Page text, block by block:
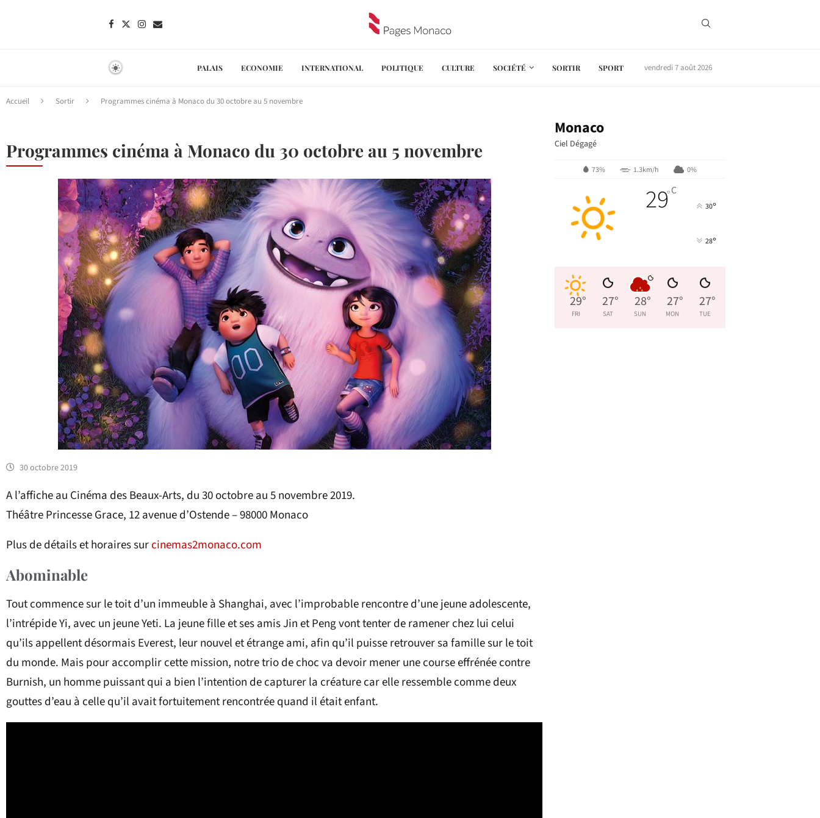
PALAIS ECONOMIE INTERNATIONAL POLITIQUE CULTURE SOCIÉTÉ SORTIR SPORT vendredi 7 août 2026
Accueil Sortir Programmes cinéma à Monaco du 30 octobre au 5 novembre
Programmes cinéma à Monaco du 30 octobre au 5 novembre
30 octobre 2019
A l’affiche au Cinéma des Beaux-Arts, du 30 octobre au 5 novembre 2019.
Théâtre Princesse Grace, 12 avenue d’Ostende – 98000 Monaco
Plus de détails et horaires surcinemas2monaco.com
Abominable
Tout commence sur le toit d’un immeuble à Shanghai, avec l’improbable rencontre d’une jeune adolescente,
l’intrépide Yi, avec un jeune Yeti. La jeune fille et ses amis Jin et Peng vont tenter de ramener chez lui celui
qu’ils appellent désormais Everest, leur nouvel et étrange ami, afin qu’il puisse retrouver sa famille sur le toit
du monde. Mais pour accomplir cette mission, notre trio de choc va devoir mener une course effrénée contre
Burnish, un homme puissant qui a bien l’intention de capturer la créature car elle ressemble comme deux
gouttes d’eau à celle qu’il avait fortuitement rencontrée quand il était enfant.
Monaco
Ciel Dégagé
73% 1.3km/h 0%
29°C
30°
28°
29°
FRI
27°
SAT
28°
SUN
27°
MON
27°
TUE